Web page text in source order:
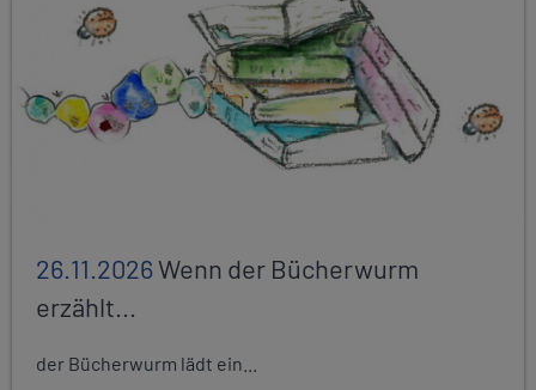
26.11.2026Wenn der Bücherwurm
erzählt...
der Bücherwurm lädt ein...